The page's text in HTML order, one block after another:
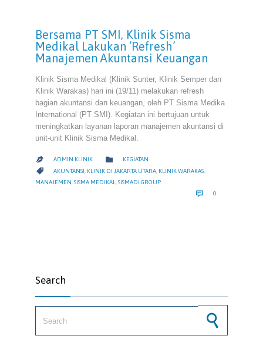
Bersama PT SMI, Klinik Sisma
Medikal Lakukan ‘Refresh’
Manajemen Akuntansi Keuangan
Klinik Sisma Medikal (Klinik Sunter, Klinik Semper dan
Klinik Warakas) hari ini (19/11) melakukan refresh
bagian akuntansi dan keuangan, oleh PT Sisma Medika
International (PT SMI). Kegiatan ini bertujuan untuk
meningkatkan layanan laporan manajemen akuntansi di
unit-unit Klinik Sisma Medikal.
 ADMIN KLINIK  CATEGORY
KEGIATAN
 CATEGORY
AKUNTANSI KLINIK DI JAKARTA UTARA KLINIK WARAKAS
MANAJEMEN SISMA MEDIKAL SISMADI GROUP
 0
Search